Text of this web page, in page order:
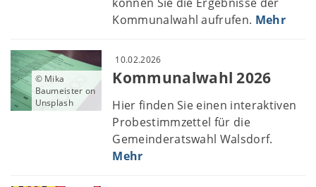
Kommunalwahl aufrufen. Mehr
© Mika
Baumeister on
Unsplash
10.02.2026
Kommunalwahl 2026
Hier finden Sie einen interaktiven
Probestimmzettel für die
Gemeinderatswahl Walsdorf.
Mehr